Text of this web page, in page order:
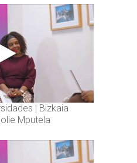
| Bizkaia
Mputela